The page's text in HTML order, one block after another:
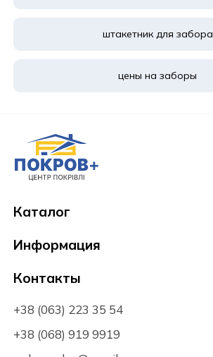
штакетник для забора
цены на заборы
Каталог
Информация
Контакты
+38 (063) 223 35 54
+38 (068) 919 9919